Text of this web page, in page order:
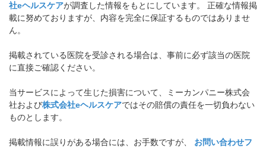
社eヘルスケアが調査した情報をもとにしています。 正確な情報掲
載に努めておりますが、内容を完全に保証するものではありませ
ん。
掲載されている医院を受診される場合は、事前に必ず該当の医院
に直接ご確認ください。
当サービスによって生じた損害について、ミーカンパニー株式会
社および株式会社eヘルスケアではその賠償の責任を一切負わない
ものとします。
掲載情報に誤りがある場合には、お手数ですが、
お問い合わせフ